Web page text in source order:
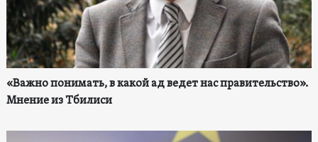
«Важно понимать, в какой ад ведет нас правительство».
Мнение из Тбилиси